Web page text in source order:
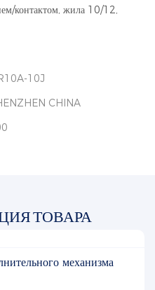
контактом, жила 10/12,
10J
CHINA
ТОВАРА
механизма